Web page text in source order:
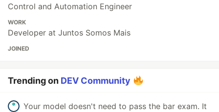
Control and Automation Engineer
WORK
Developer at Juntos Somos Mais
JOINED
Trending on DEV Community
Your model doesn't need to pass the bar exam. It